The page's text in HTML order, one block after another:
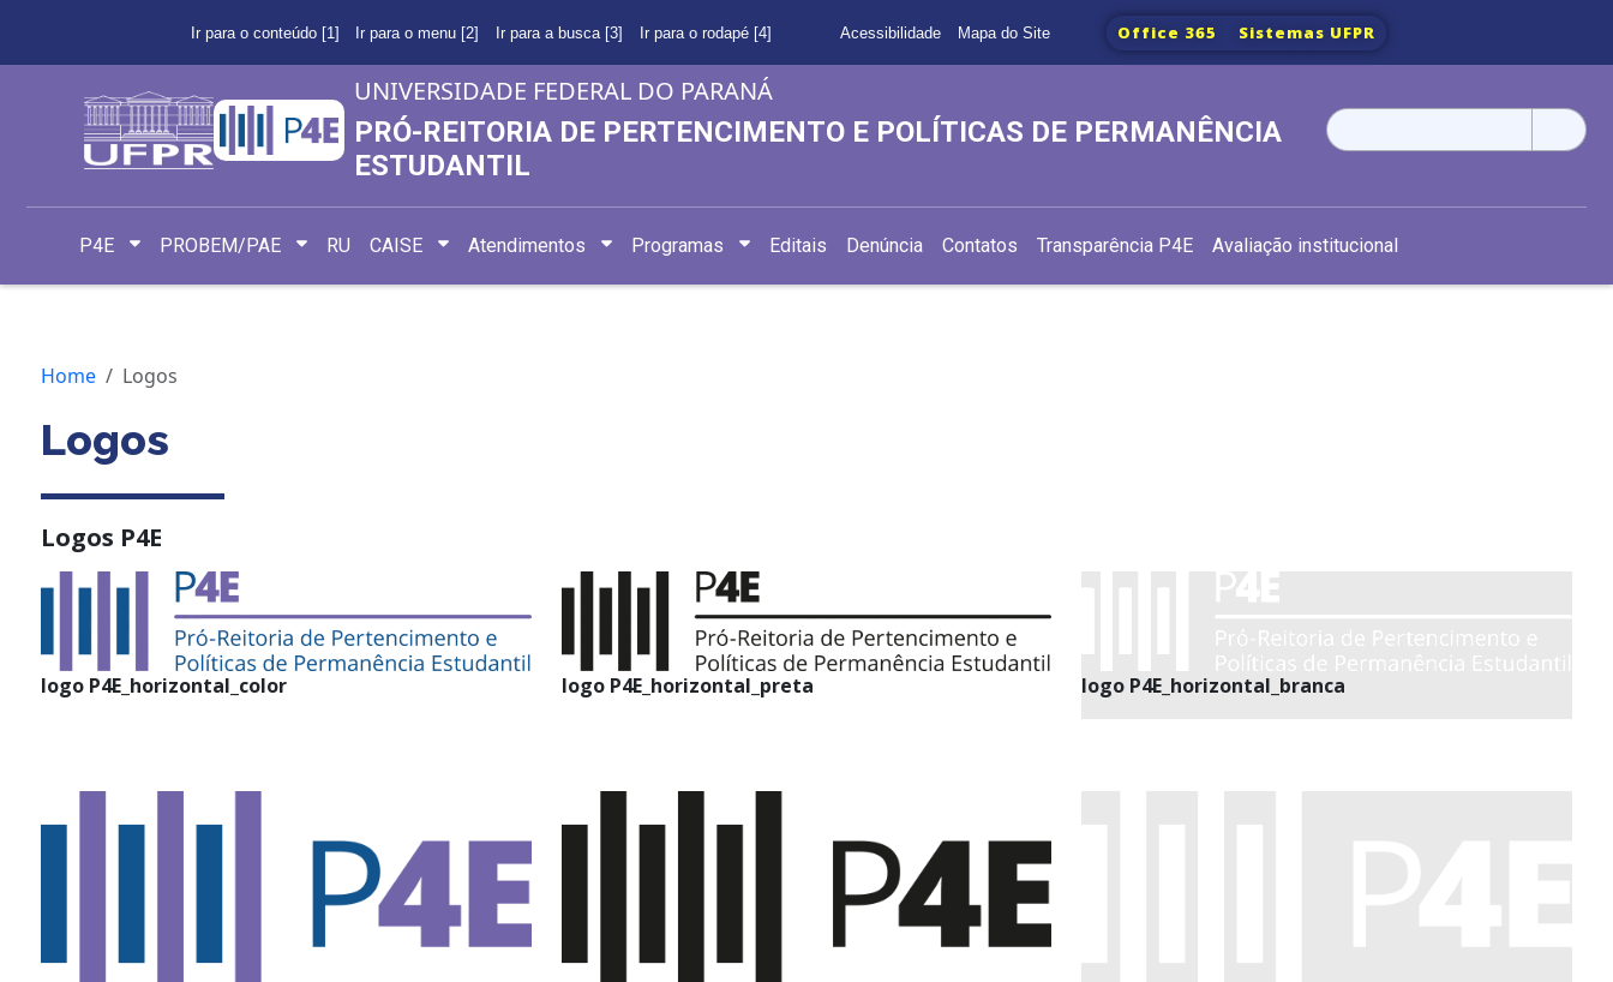
Ir para o conteúdo [1] Ir para o menu [2] Ir para a busca [3] Ir para o rodapé [4] Acessibilidade Mapa do Site Office 365 Sistemas UFPR
UNIVERSIDADE FEDERAL DO PARANÁ
PRÓ-REITORIA DE PERTENCIMENTO E POLÍTICAS DE PERMANÊNCIA
ESTUDANTIL
Pesquisar
por:
P4E PROBEM/PAE RU CAISE Atendimentos Programas Editais Denúncia Contatos Transparência P4E Avaliação institucional
Home Logos
Logos
Logos P4E
logo P4E_horizontal_color logo P4E_horizontal_preta logo P4E_horizontal_branca